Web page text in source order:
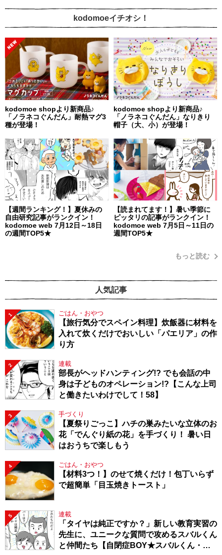
kodomoeイチオシ！
kodomoe shopより新商品♪
「ノラネコぐんだん」耐熱マグ3
種が登場！
kodomoe shopより新商品♪
「ノラネコぐんだん」なりきり
帽子（大、小）が登場！
【週間ランキング！】夏休みの
自由研究記事がランクイン！
kodomoe web 7月12日～18日
の週間TOP5★
【読まれてます！】暑い季節に
ピッタリの記事がランクイン！
kodomoe web 7月5日～11日の
週間TOP5★
もっと読む
人気記事
1 ごはん・おやつ
【旅行気分でスペイン料理】炊飯器に材料を
入れて炊くだけでおいしい「パエリア」の作
り方
2 連載
部長がヘッドハンティング!? でも会話の中
身は子どものオペレーション!?【こんな上司
と働きたいわけでして！58】
3 手づくり
【夏祭りごっこ】ハチの巣みたいな立体のお
花「でんぐり紙の花」を手づくり！ 暑い日
はおうちで楽しもう
4 ごはん・おやつ
【材料3つ！】のせて焼くだけ！包丁いらず
で超簡単「目玉焼きトースト」
5 連載
「タイヤは純正ですか？」新しい教育実習の
先生に、ユニークな質問で攻めるスバルくん
と仲間たち【自閉症BOY★スバルくん・